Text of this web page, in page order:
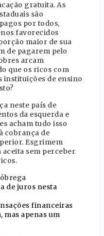
gratuita. As
são
por todos,
favorecidos
maior de sua
de pagarem pelo
arcam
que os ricos com
instituições de ensino
neste país de
da esquerda e
acham tudo isso
cobrança de
Esgrimem
sem perceber
de juros nesta
financeiras
mas apenas um